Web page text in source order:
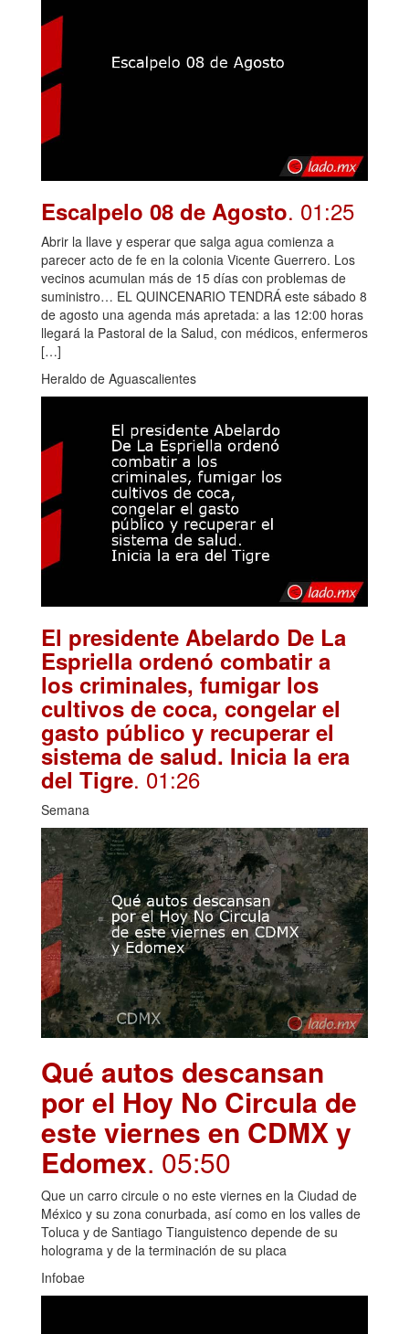
Escalpelo 08 de Agosto. 01:25
Abrir la llave y esperar que salga agua comienza a
parecer acto de fe en la colonia Vicente Guerrero. Los
vecinos acumulan más de 15 días con problemas de
suministro… EL QUINCENARIO TENDRÁ este sábado 8
de agosto una agenda más apretada: a las 12:00 horas
llegará la Pastoral de la Salud, con médicos, enfermeros
[…]
Heraldo de Aguascalientes
El presidente Abelardo De La
Espriella ordenó combatir a
los criminales, fumigar los
cultivos de coca, congelar el
gasto público y recuperar el
sistema de salud. Inicia la era
del Tigre. 01:26
Semana
Qué autos descansan
por el Hoy No Circula de
este viernes en CDMX y
Edomex. 05:50
Que un carro circule o no este viernes en la Ciudad de
México y su zona conurbada, así como en los valles de
Toluca y de Santiago Tianguistenco depende de su
holograma y de la terminación de su placa
Infobae